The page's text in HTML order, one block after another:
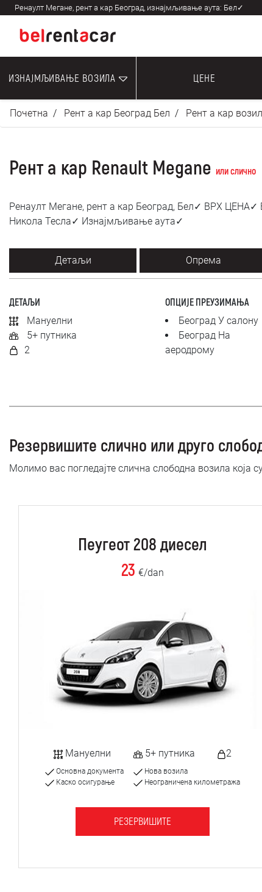
Ренаулт Мегане, рент а кар Београд, изнајмљивање аута: Бел✓
ИЗНАЈМЉИВАЊЕ ВОЗИЛА ЦЕНЕ
Почетна Рент а кар Београд Бел Рент а кар
Рент а кар Renault Megane или слично
Ренаулт Мегане, рент а кар Београд, Бел✓ ВРХ ЦЕНА✓
Никола Тесла✓ Изнајмљивање аута✓
Детаљи Опрема
ДЕТАЉИ
Мануелни
5+ путника
2
ОПЦИЈЕ ПРЕУЗИМАЊА
Београд У салону
Београд На
аеродрому
Резервишите слично или друго
Молимо вас погледајте слична слободна возила која
Пеугеот 208 диесел
23 €/dan
Мануелни 5+ путника 2
Основна документа
Каско осигурање
Нова возила
Неограничена километража
РЕЗЕРВИШИТЕ